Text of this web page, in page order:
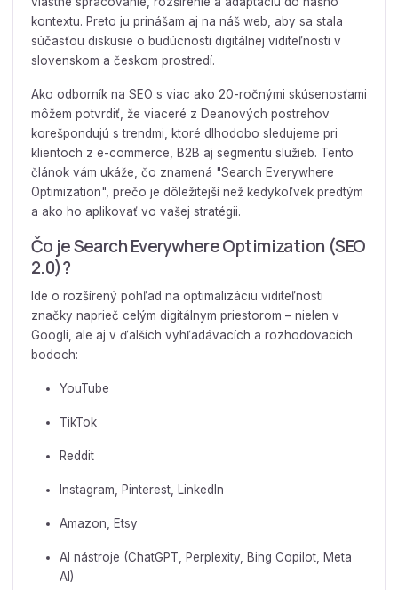
kontextu. Preto ju prinášam aj na náš web, aby sa stala
súčasťou diskusie o budúcnosti digitálnej viditeľnosti v
slovenskom a českom prostredí.
Ako odborník na SEO s viac ako 20-ročnými skúsenosťami
môžem potvrdiť, že viaceré z Deanových postrehov
korešpondujú s trendmi, ktoré dlhodobo sledujeme pri
klientoch z e-commerce, B2B aj segmentu služieb. Tento
článok vám ukáže, čo znamená "Search Everywhere
Optimization", prečo je dôležitejší než kedykoľvek predtým
a ako ho aplikovať vo vašej stratégii.
Čo je Search Everywhere Optimization (SEO
2.0)?
Ide o rozšírený pohľad na optimalizáciu viditeľnosti
značky naprieč celým digitálnym priestorom – nielen v
Googli, ale aj v ďalších vyhľadávacích a rozhodovacích
bodoch:
YouTube
TikTok
Reddit
Instagram, Pinterest, LinkedIn
Amazon, Etsy
AI nástroje (ChatGPT, Perplexity, Bing Copilot, Meta
AI)